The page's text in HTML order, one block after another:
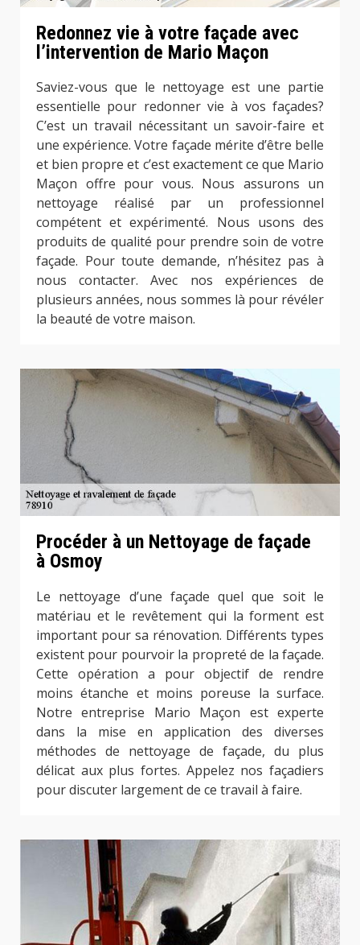
Redonnez vie à votre façade avec
l’intervention de Mario Maçon
Saviez-vous que le nettoyage est une partie
essentielle pour redonner vie à vos façades?
C’est un travail nécessitant un savoir-faire et
une expérience. Votre façade mérite d’être belle
et bien propre et c’est exactement ce que Mario
Maçon offre pour vous. Nous assurons un
nettoyage réalisé par un professionnel
compétent et expérimenté. Nous usons des
produits de qualité pour prendre soin de votre
façade. Pour toute demande, n’hésitez pas à
nous contacter. Avec nos expériences de
plusieurs années, nous sommes là pour révéler
la beauté de votre maison.
Procéder à un Nettoyage de façade
à Osmoy
Le nettoyage d’une façade quel que soit le
matériau et le revêtement qui la forment est
important pour sa rénovation. Différents types
existent pour pourvoir la propreté de la façade.
Cette opération a pour objectif de rendre
moins étanche et moins poreuse la surface.
Notre entreprise Mario Maçon est experte
dans la mise en application des diverses
méthodes de nettoyage de façade, du plus
délicat aux plus fortes. Appelez nos façadiers
pour discuter largement de ce travail à faire.